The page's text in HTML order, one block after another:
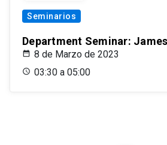
Seminarios
Department Seminar:
8 de Marzo de 2023
03:30 a 05:00